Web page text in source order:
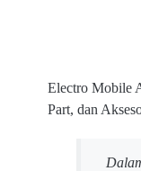
Electro Mobile
Part, dan